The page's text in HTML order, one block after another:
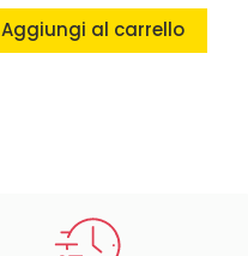
Aggiungi al carrello